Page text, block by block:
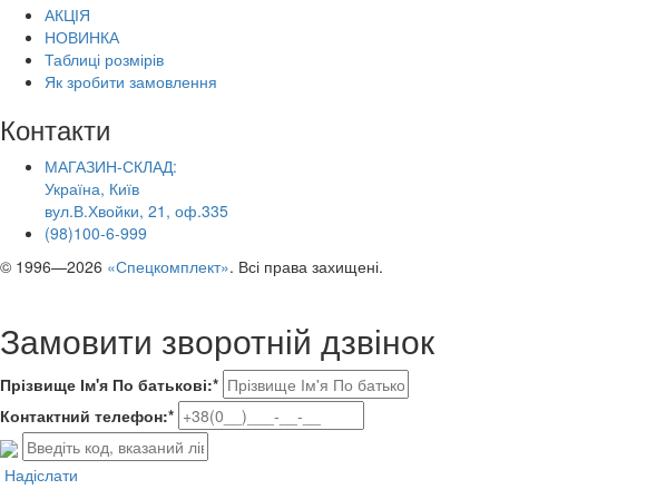
АКЦІЯ
НОВИНКА
Таблиці розмірів
Як зробити замовлення
Контакти
МАГАЗИН-СКЛАД:
Україна, Київ
вул.В.Хвойки, 21, оф.335
(98)100-6-999
© 1996—2026 «Спецкомплект». Всі права захищені.
Замовити зворотній дзвінок
Прізвище Ім'я По батькові:*
Контактний телефон:*
Надіслати